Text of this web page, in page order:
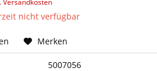
Versandkosten
nicht verfügbar
Merken
5007056